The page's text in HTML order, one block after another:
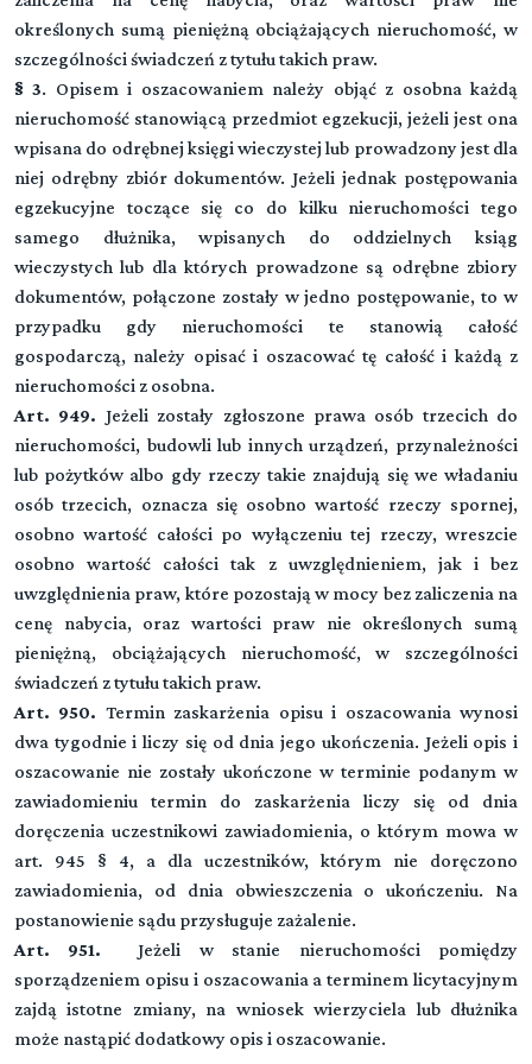
określonych sumą pieniężną obciążających nieruchomość, w
szczególności świadczeń z tytułu takich praw.
§ 3. Opisem i oszacowaniem należy objąć z osobna każdą
nieruchomość stanowiącą przedmiot egzekucji, jeżeli jest ona
wpisana do odrębnej księgi wieczystej lub prowadzony jest dla
niej odrębny zbiór dokumentów. Jeżeli jednak postępowania
egzekucyjne toczące się co do kilku nieruchomości tego
samego dłużnika, wpisanych do oddzielnych ksiąg
wieczystych lub dla których prowadzone są odrębne zbiory
dokumentów, połączone zostały w jedno postępowanie, to w
przypadku gdy nieruchomości te stanowią całość
gospodarczą, należy opisać i oszacować tę całość i każdą z
nieruchomości z osobna.
Art. 949. Jeżeli zostały zgłoszone prawa osób trzecich do
nieruchomości, budowli lub innych urządzeń, przynależności
lub pożytków albo gdy rzeczy takie znajdują się we władaniu
osób trzecich, oznacza się osobno wartość rzeczy spornej,
osobno wartość całości po wyłączeniu tej rzeczy, wreszcie
osobno wartość całości tak z uwzględnieniem, jak i bez
uwzględnienia praw, które pozostają w mocy bez zaliczenia na
cenę nabycia, oraz wartości praw nie określonych sumą
pieniężną, obciążających nieruchomość, w szczególności
świadczeń z tytułu takich praw.
Art. 950. Termin zaskarżenia opisu i oszacowania wynosi
dwa tygodnie i liczy się od dnia jego ukończenia. Jeżeli opis i
oszacowanie nie zostały ukończone w terminie podanym w
zawiadomieniu termin do zaskarżenia liczy się od dnia
doręczenia uczestnikowi zawiadomienia, o którym mowa w
art. 945 § 4, a dla uczestników, którym nie doręczono
zawiadomienia, od dnia obwieszczenia o ukończeniu. Na
postanowienie sądu przysługuje zażalenie.
Art. 951. Jeżeli w stanie nieruchomości pomiędzy
sporządzeniem opisu i oszacowania a terminem licytacyjnym
zajdą istotne zmiany, na wniosek wierzyciela lub dłużnika
może nastąpić dodatkowy opis i oszacowanie.
TYTUŁ IV. POMOC PRAWNA
TYTUŁ V. ZABEZPIECZENIE DOWODÓW
TYTUŁ VI. ZAGRANICZNE DOKUMENTY URZĘDOWE
TYTUŁ VII. Czynności dotyczące spadku po
cudzoziemcach
TYTUŁ VIII. STWIERDZENIE OBCEGO PRAWA I
WZAJEMNOŚCI
TYTUŁ IX. Uzasadnienie prawomocnych
orzeczeń i wydawanie zaświadczeń
(art. 1144-1144[1])
Treść
▼
(art. - )
Przeczytaj zawartość działu
TYTUŁ X. Wniosek o uchylenie wyroku wydanego
w sprawie alimentacyjnej
▼
(art. 1144[2]-1144[2])
Treść
Przeczytaj zawartość działu
CZĘŚĆ CZWARTA Przepisy z zakresu
międzynarodowego postępowania cywilnego
KSIĘGA TRZECIA. Uznanie i stwierdzenie
wykonalności
TYTUŁ I. Uznanie orzeczeń sądów państw obcych
lub rozstrzygnięć innych organów państw obcych
TYTUŁ II. Wykonalność orzeczeń sądów państw
obcych lub rozstrzygnięć innych organów państw
obcych oraz ugód zawartych przed takimi sądami i
organami lub przez nie zatwierdzonych